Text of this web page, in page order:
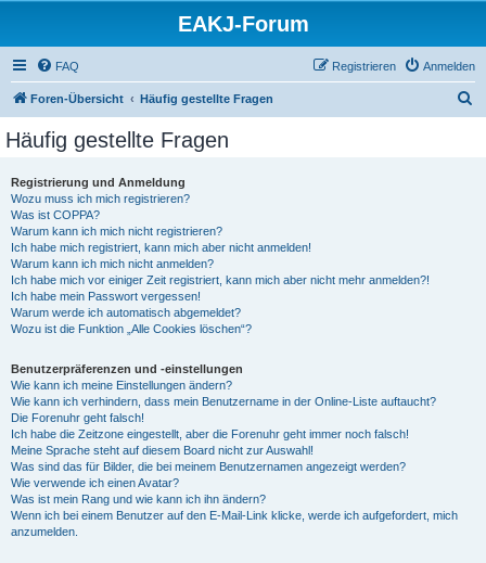
EAKJ-Forum
FAQ Anmelden
Registrieren
Foren-Übersicht Häufig gestellte Fragen
Häufig gestellte Fragen
Registrierung und Anmeldung
Wozu muss ich mich registrieren?
Was ist COPPA?
Warum kann ich mich nicht registrieren?
Ich habe mich registriert, kann mich aber nicht anmelden!
Warum kann ich mich nicht anmelden?
Ich habe mich vor einiger Zeit registriert, kann mich aber nicht mehr anmelden?!
Ich habe mein Passwort vergessen!
Warum werde ich automatisch abgemeldet?
Wozu ist die Funktion „Alle Cookies löschen“?
Benutzerpräferenzen und -einstellungen
Wie kann ich meine Einstellungen ändern?
Wie kann ich verhindern, dass mein Benutzername in der Online-Liste auftaucht?
Die Forenuhr geht falsch!
Ich habe die Zeitzone eingestellt, aber die Forenuhr geht immer noch falsch!
Meine Sprache steht auf diesem Board nicht zur Auswahl!
Was sind das für Bilder, die bei meinem Benutzernamen angezeigt werden?
Wie verwende ich einen Avatar?
Was ist mein Rang und wie kann ich ihn ändern?
Wenn ich bei einem Benutzer auf den E-Mail-Link klicke, werde ich aufgefordert, mich
anzumelden.